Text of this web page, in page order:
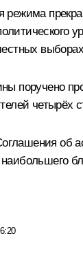
режима
поручено
четырёх
об